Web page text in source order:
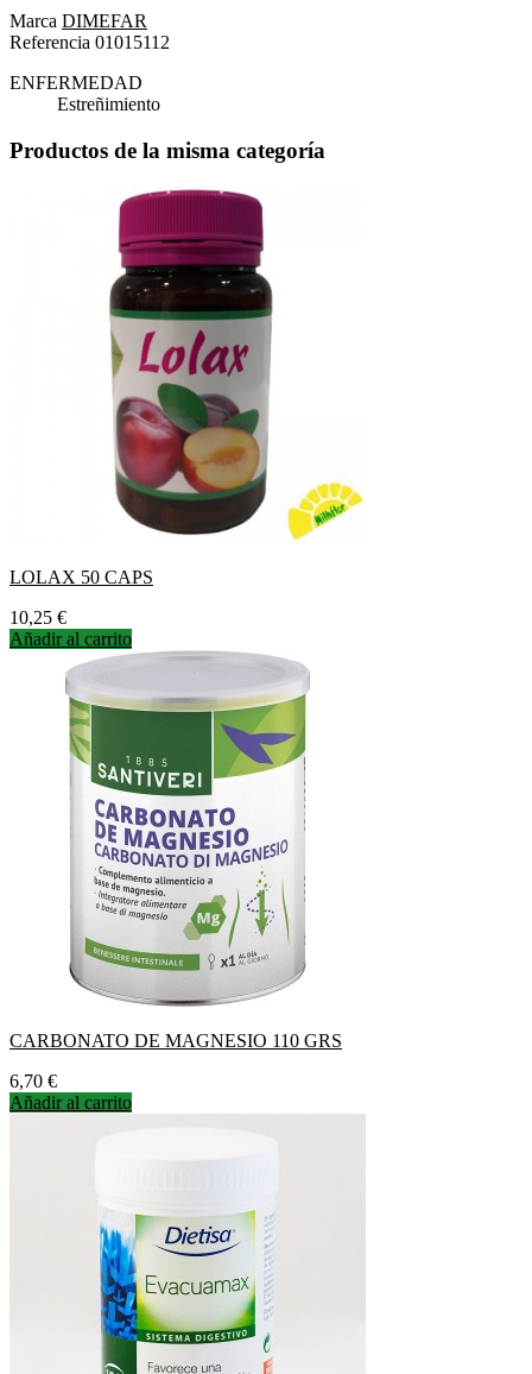
Marca DIMEFAR
Referencia 01015112
ENFERMEDAD
Estreñimiento
Productos de la misma categoría
LOLAX 50 CAPS
Precio
10,25 €
Añadir al carrito
CARBONATO DE MAGNESIO 110 GRS
Precio
6,70 €
Añadir al carrito